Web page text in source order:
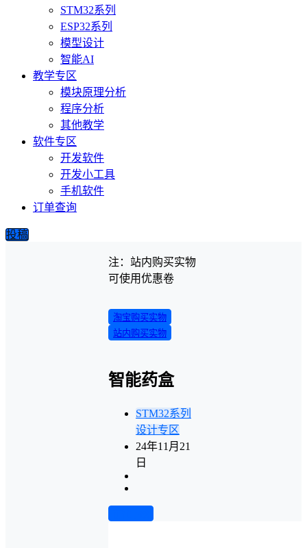
STM32系列
ESP32系列
模型设计
智能AI
教学专区
模块原理分析
程序分析
其他教学
软件专区
开发软件
开发小工具
手机软件
订单查询
投稿
注：站内购买实物
可使用优惠卷
淘宝购买实物
站内购买实物
智能药盒
STM32系列
设计专区
24年11月21
日